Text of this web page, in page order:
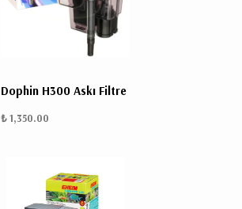
Dophin H300 Askı Filtre
₺ 1,350.00